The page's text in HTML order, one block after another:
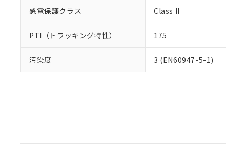
感電保護クラス Class II
PTI（トラッキング特性） 175
汚染度 3 (EN60947-5-1)